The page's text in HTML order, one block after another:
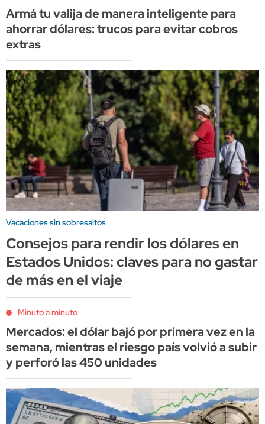
Armá tu valija de manera inteligente para
ahorrar dólares: trucos para evitar cobros
extras
Vacaciones sin sobresaltos
Consejos para rendir los dólares en
Estados Unidos: claves para no gastar
de más en el viaje
Minuto a minuto
Mercados: el dólar bajó por primera vez en la
semana, mientras el riesgo país volvió a subir
y perforó las 450 unidades